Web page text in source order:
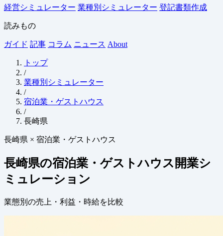
経営シミュレーター 業種別シミュレーター 登記書類作成
読みもの
ガイド 記事 コラム ニュース About
トップ
/
業種別シミュレーター
/
宿泊業・ゲストハウス
/
長崎県
長崎県 × 宿泊業・ゲストハウス
長崎県の宿泊業・ゲストハウス開業シ
ミュレーション
業態別の売上・利益・時給を比較